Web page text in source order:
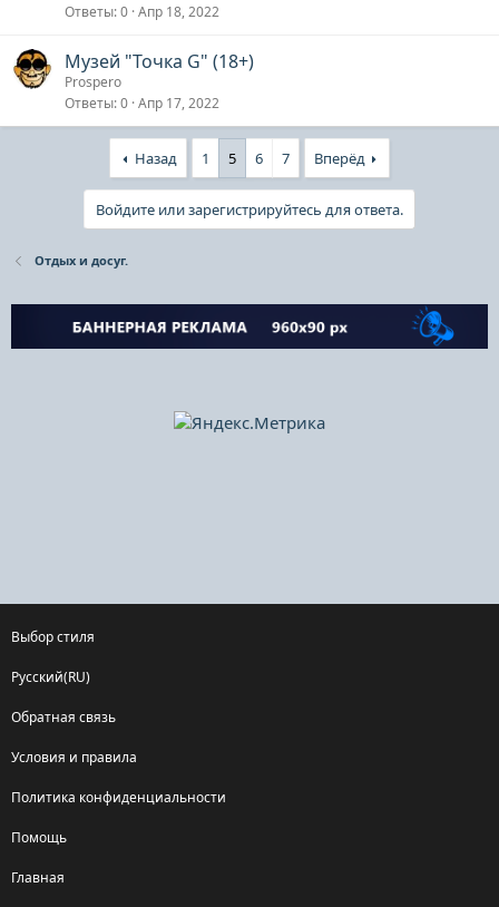
Ответы 0 Апр 18, 2022
Музей "Точка G" (18+)
Prospero
Ответы 0 Апр 17, 2022
Назад 1 5 6 7 Вперёд
Войдите или зарегистрируйтесь для ответа.
Отдых и досуг.
Выбор стиля
Русский(RU)
Обратная связь
Условия и правила
Политика конфиденциальности
Помощь
Главная